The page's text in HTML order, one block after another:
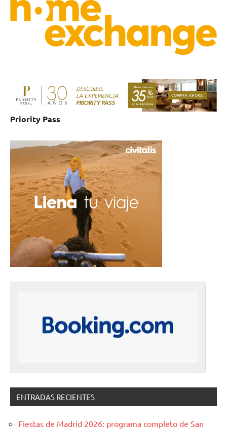
Priority Pass
ENTRADAS RECIENTES
Fiestas de Madrid 2026: programa completo de San